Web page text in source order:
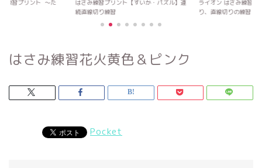
練習プリント 〜た
はさみ練習プリント【すいか・パズル】連
続直線切り練習
ライオン はさみ練習プ
り、直線切りの練習
はさみ練習花火黄色＆ピンク
Pocket